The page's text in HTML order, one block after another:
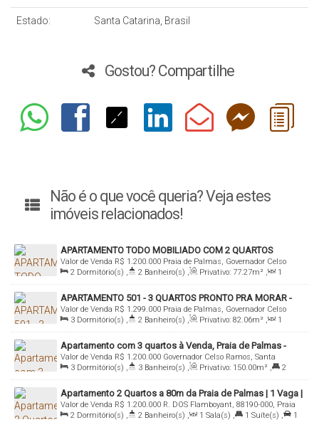
Estado: Santa Catarina, Brasil
Gostou? Compartilhe
Não é o que você queria? Veja estes
imóveis relacionados!
APARTAMENTO TODO MOBILIADO COM 2 QUARTOS
PRÓXIMO A PRAIA DE PALMAS A VENDA
R$ 1.200.000
Valor de Venda
Praia de Palmas, Governador Celso
Ramos, Santa Catarina, Brasil
2 Dormitório(s) , 2 Banheiro(s) , Privativo: 77.27m² ,
1
Sala(s) , 1 Suíte(s) , Total: 138.45m² , 2 Vaga(s) ,
200m
Distância do Mar , Útil: 77.27m²
APARTAMENTO 501 - 3 QUARTOS PRONTO PRA MORAR -
ILHA DI CAPRI RESIDENCE
R$ 1.299.000
Valor de Venda
Praia de Palmas, Governador Celso
Ramos, Santa Catarina, Brasil
3 Dormitório(s) , 2 Banheiro(s) , Privativo: 82.06m² ,
1
Sala(s) , 1 Suíte(s) , 1 Vaga(s)
Apartamento com 3 quartos à Venda, Praia de Palmas -
Governador Celso Ramos
R$ 1.200.000
Valor de Venda
Governador Celso Ramos, Santa
Catarina, Brasil
3 Dormitório(s) , 3 Banheiro(s) , Privativo: 150.00m² ,
2
Suíte(s) , 2 Vaga(s)
Apartamento 2 Quartos a 80m da Praia de Palmas | 1 Vaga |
Piscina – Ellegance Residence
R$ 1.200.000
Valor de Venda
R. DOS Flamboyant, 88190-000, Praia
de Palmas, Governador Celso Ramos, Santa Catarina, Brasil
2 Dormitório(s) , 2 Banheiro(s) , 1 Sala(s) , 1 Suíte(s) ,
1